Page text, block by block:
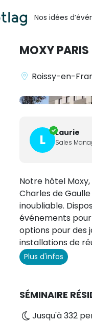
Nos idées
MOXY PARIS
Roissy-en-
L Laurie
Sales
Notre hôtel
Charles de
inoubliable.
événements
options pour des
installations de
votre expérience.
Plus d'infos
SÉMINAIRE
Jusqu'à 332